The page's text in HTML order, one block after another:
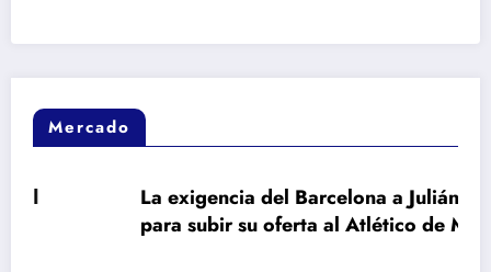
Mercado
La exigencia del Barcelona a Julián Álvarez
para subir su oferta al Atlético de Madrid